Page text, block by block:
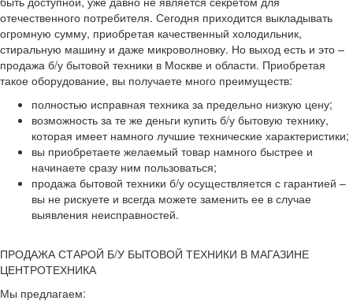
отечественного потребителя. Сегодня приходится выкладывать
огромную сумму, приобретая качественный холодильник,
стиральную машину и даже микроволновку. Но выход есть и это –
продажа б/у бытовой техники в Москве и области. Приобретая
такое оборудование, вы получаете много преимуществ:
полностью исправная техника за предельно низкую цену;
возможность за те же деньги купить б/у бытовую технику,
которая имеет намного лучшие технические характеристики;
вы приобретаете желаемый товар намного быстрее и
начинаете сразу ним пользоваться;
продажа бытовой техники б/у осуществляется с гарантией –
вы не рискуете и всегда можете заменить ее в случае
выявления неисправностей.
ПРОДАЖА СТАРОЙ Б/У БЫТОВОЙ ТЕХНИКИ В МАГАЗИНЕ
ЦЕНТРОТЕХНИКА
Мы предлагаем: